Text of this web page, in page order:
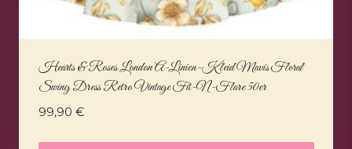
Hearts & Roses London A-Linien-Kleid Mavis Floral
Swing Dress Retro Vintage Fit-N-Flare 50er
99,90 €